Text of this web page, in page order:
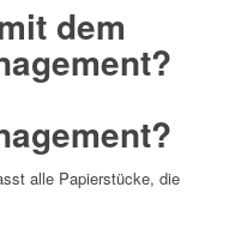
dem
alle Papierstücke, die